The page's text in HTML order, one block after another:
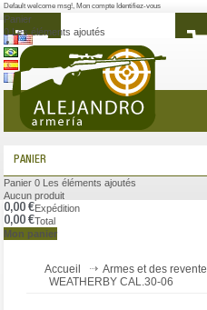
Default welcome msg!, Mon compte Identifiez-vous
Panier
0 Les éléments ajoutés
MENU
PANIER
Panier 0 Les éléments ajoutés
Aucun produit
0,00 €Expédition
0,00 €Total
Mon panier
Accueil Armes et des revente
WEATHERBY CAL.30-06